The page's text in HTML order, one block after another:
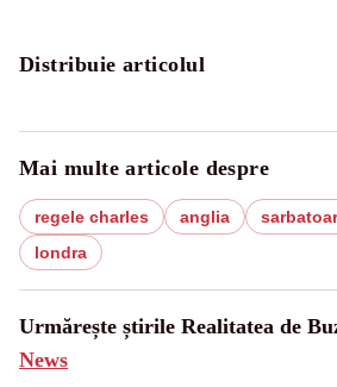
Distribuie articolul
Mai multe articole despre
regele charles anglia
londra
Urmărește știrile Realitatea de
News